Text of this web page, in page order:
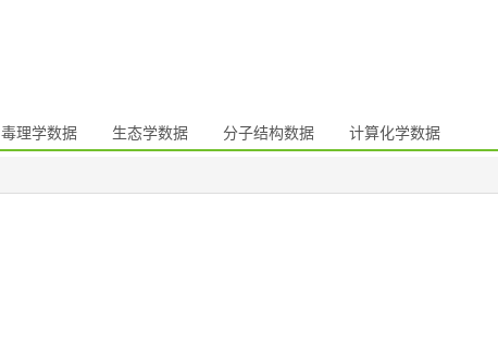
毒理学数据 生态学数据 分子结构数据 计算化学数据